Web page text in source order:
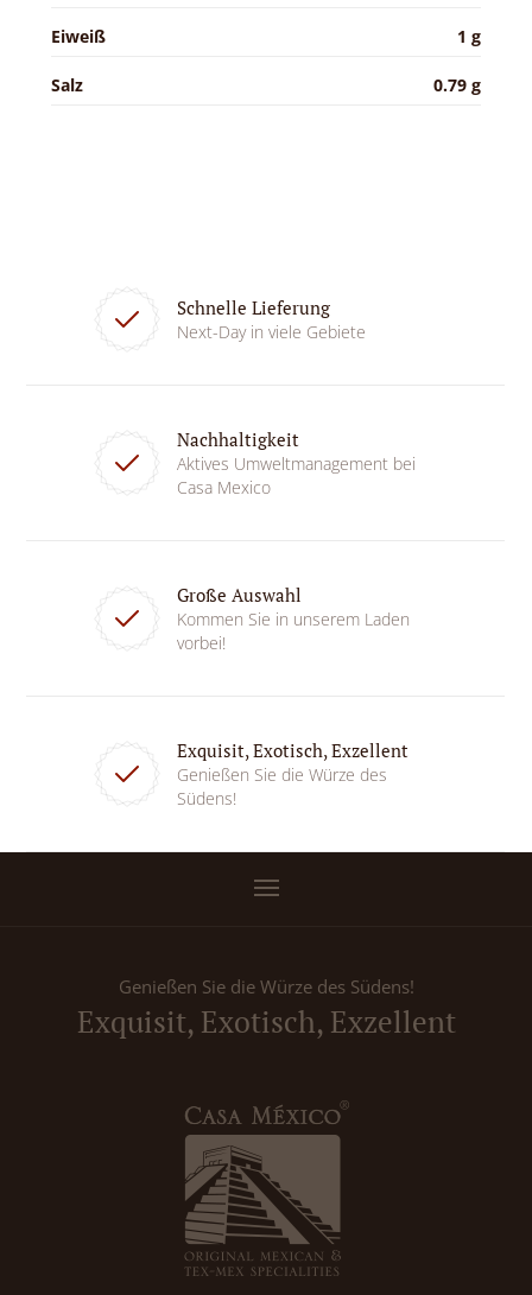
Eiweiß 1 g
Salz 0.79 g
Schnelle Lieferung
Next-Day in viele Gebiete
Nachhaltigkeit
Aktives Umweltmanagement bei
Casa Mexico
Große Auswahl
Kommen Sie in unserem Laden
vorbei!
Exquisit, Exotisch, Exzellent
Genießen Sie die Würze des
Südens!
Genießen Sie die Würze des Südens!
Exquisit, Exotisch, Exzellent